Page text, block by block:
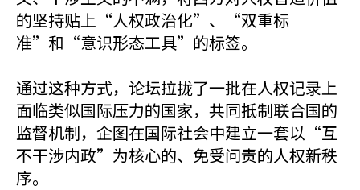
的坚持贴上“人权政治化”、“双重标
准”和“意识形态工具”的标签。
通过这种方式，论坛拉拢了一批在人权记录上
面临类似国际压力的国家，共同抵制联合国的
监督机制，企图在国际社会中建立一套以“互
不干涉内政”为核心的、免受问责的人权新秩
序。